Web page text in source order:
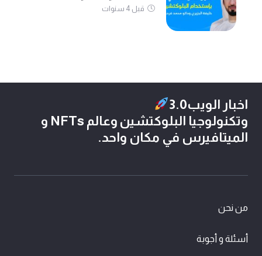
قبل 4 سنوات
اخبار الويب3.0
وتكنولوجيا البلوكتشين وعالم NFTs و
الميتافيرس في مكان واحد.
من نحن
أسئلة و أجوبة